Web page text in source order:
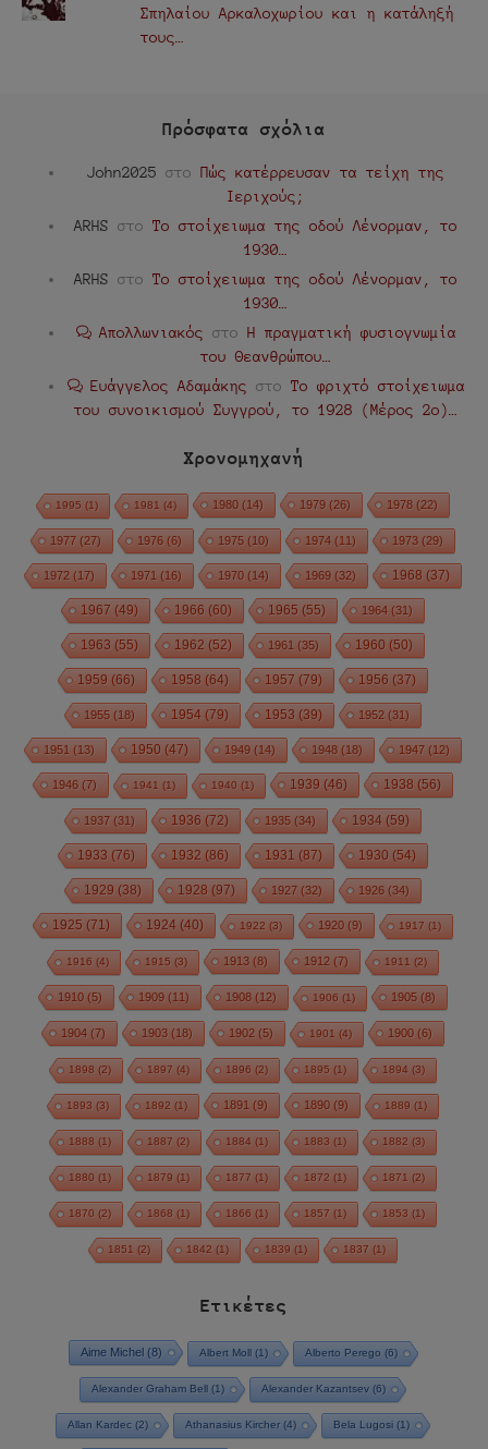
Σπηλαίου Αρκαλοχωρίου και η κατάληξή
τους…
Πρόσφατα σχόλια
John2025 στο Πώς κατέρρευσαν τα τείχη της
Ιεριχούς;
ARHS στο Το στοίχειωμα της οδού Λένορμαν, το
1930…
ARHS στο Το στοίχειωμα της οδού Λένορμαν, το
1930…
Απολλωνιακός στο Η πραγματική φυσιογνωμία
του Θεανθρώπου…
Ευάγγελος Αδαμάκης στο Το φριχτό στοίχειωμα
του συνοικισμού Συγγρού, το 1928 (Μέρος 2ο)…
Χρονομηχανή
1995 (1) 1981 (4) 1980 (14) 1979 (26) 1978 (22)
1977 (27) 1976 (6) 1975 (10) 1974 (11) 1973 (29)
1972 (17) 1971 (16) 1970 (14) 1969 (32) 1968 (37)
1967 (49) 1966 (60) 1965 (55) 1964 (31)
1963 (55) 1962 (52) 1961 (35) 1960 (50)
1959 (66) 1958 (64) 1957 (79) 1956 (37)
1955 (18) 1954 (79) 1953 (39) 1952 (31)
1951 (13) 1950 (47) 1949 (14) 1948 (18) 1947 (12)
1946 (7) 1941 (1) 1940 (1) 1939 (46) 1938 (56)
1937 (31) 1936 (72) 1935 (34) 1934 (59)
1933 (76) 1932 (86) 1931 (87) 1930 (54)
1929 (38) 1928 (97) 1927 (32) 1926 (34)
1925 (71) 1924 (40) 1922 (3) 1920 (9) 1917 (1)
1916 (4) 1915 (3) 1913 (8) 1912 (7) 1911 (2)
1910 (5) 1909 (11) 1908 (12) 1906 (1) 1905 (8)
1904 (7) 1903 (18) 1902 (5) 1901 (4) 1900 (6)
1898 (2) 1897 (4) 1896 (2) 1895 (1) 1894 (3)
1893 (3) 1892 (1) 1891 (9) 1890 (9) 1889 (1)
1888 (1) 1887 (2) 1884 (1) 1883 (1) 1882 (3)
1880 (1) 1879 (1) 1877 (1) 1872 (1) 1871 (2)
1870 (2) 1868 (1) 1866 (1) 1857 (1) 1853 (1)
1851 (2) 1842 (1) 1839 (1) 1837 (1)
Ετικέτες
Aime Michel (8) Albert Moll (1) Alberto Perego (6)
Alexander Graham Bell (1) Alexander Kazantsev (6)
Allan Kardec (2) Athanasius Kircher (4) Bela Lugosi (1)